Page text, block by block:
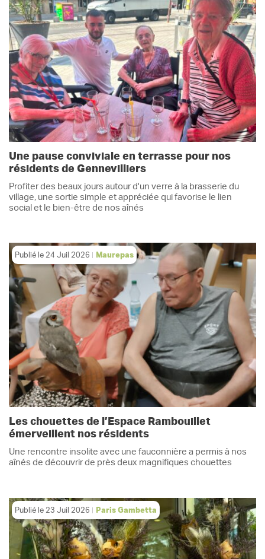
Une pause conviviale en terrasse pour nos
résidents de Gennevilliers
Profiter des beaux jours autour d'un verre à la brasserie du
village, une sortie simple et appréciée qui favorise le lien
social et le bien-être de nos aînés
Publié le 24 Juil 2026 Maurepas
Les chouettes de l’Espace Rambouillet
émerveillent nos résidents
Une rencontre insolite avec une fauconnière a permis à nos
aînés de découvrir de près deux magnifiques chouettes
Publié le 23 Juil 2026 Paris Gambetta